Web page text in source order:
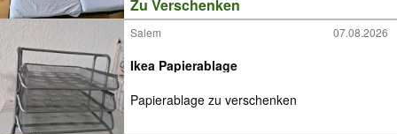
Zu Verschenken
Salem 07.08.2026
Ikea Papierablage
Papierablage zu verschenken